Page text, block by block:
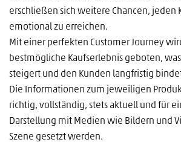
erschließen sich weitere Chancen, jeden
emotional zu erreichen.
Mit einer perfekten Customer Journey
bestmögliche Kaufserlebnis geboten,
steigert und den Kunden langfristig
Die Informationen zum jeweiligen
richtig, vollständig, stets aktuell und für
Darstellung mit Medien wie Bildern und
Szene gesetzt werden.